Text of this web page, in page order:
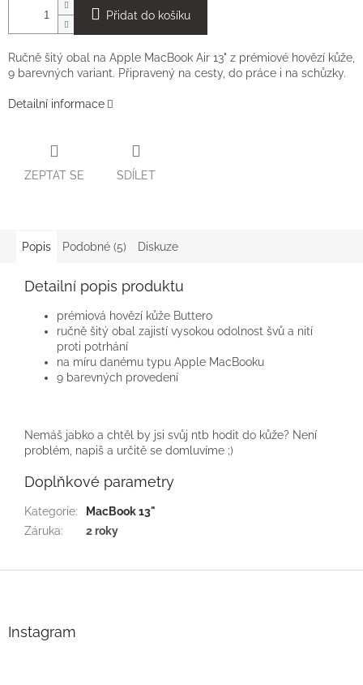
Přidat do košíku
Ručně šitý obal na Apple MacBook Air 13" z prémiové hovězí kůže,
9 barevných variant. Připravený na cesty, do práce i na schůzky.
Detailní informace
ZEPTAT SE SDÍLET
Popis Podobné (5) Diskuze
Detailní popis produktu
prémiová hovězí kůže Buttero
ručně šitý obal zajistí vysokou odolnost švů a nití
proti potrhání
na míru danému typu Apple MacBooku
9 barevných provedení
Nemáš jabko a chtěl by jsi svůj ntb hodit do kůže? Není
problém, napiš a určitě se domluvíme ;)
Doplňkové parametry
Kategorie:
MacBook 13"
Záruka: 2 roky
Instagram